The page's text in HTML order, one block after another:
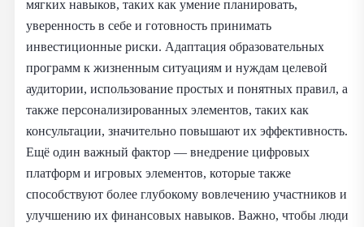
мягких навыков, таких как умение планировать,
уверенность в себе и готовность принимать
инвестиционные риски. Адаптация образовательных
программ к жизненным ситуациям и нуждам целевой
аудитории, использование простых и понятных правил, а
также персонализированных элементов, таких как
консультации, значительно повышают их эффективность.
Ещё один важный фактор — внедрение цифровых
платформ и игровых элементов, которые также
способствуют более глубокому вовлечению участников и
улучшению их финансовых навыков. Важно, чтобы люди